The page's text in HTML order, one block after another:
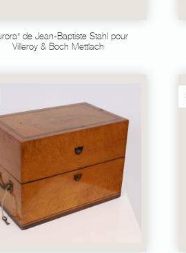
de Jean-Baptiste Stahl pour
Villeroy & Boch Mettlach